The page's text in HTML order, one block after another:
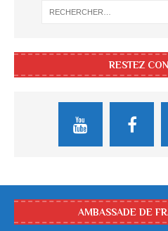
RESTEZ
AMBASSADE DE